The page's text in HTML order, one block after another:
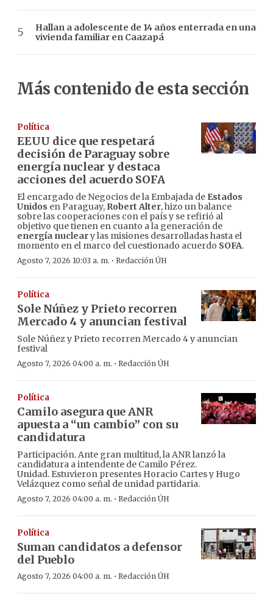
Hallan a adolescente de 14 años enterrada en una
vivienda familiar en Caazapá
Más contenido de esta sección
Política
EEUU dice que respetará
decisión de Paraguay sobre
energía nuclear y destaca
acciones del acuerdo SOFA
El encargado de Negocios de la Embajada de Estados
Unidos en Paraguay, Robert Alter, hizo un balance
sobre las cooperaciones con el país y se refirió al
objetivo que tienen en cuanto a la generación de
energía nucleary las misiones desarrolladas hasta el
momento en el marco del cuestionado acuerdo SOFA.
Agosto 7, 2026 10:03 a. m. · Redacción ÚH
Política
Sole Núñez y Prieto recorren
Mercado 4 y anuncian festival
Sole Núñez y Prieto recorren Mercado 4 y anuncian
festival
Agosto 7, 2026 04:00 a. m. · Redacción ÚH
Política
Camilo asegura que ANR
apuesta a “un cambio” con su
candidatura
Participación. Ante gran multitud, la ANR lanzó la
candidatura a intendente de Camilo Pérez.
Unidad. Estuvieron presentes Horacio Cartes y Hugo
Velázquez como señal de unidad partidaria.
Agosto 7, 2026 04:00 a. m. · Redacción ÚH
Política
Suman candidatos a defensor
del Pueblo
Agosto 7, 2026 04:00 a. m. · Redacción ÚH